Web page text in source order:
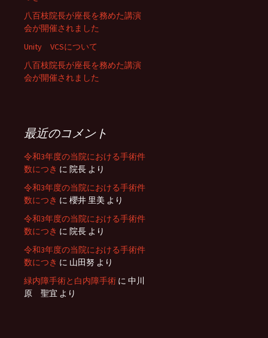
八百枝院長が座長を務めた講演
会が開催されました
Unity VCSについて
八百枝院長が座長を務めた講演
会が開催されました
最近のコメント
令和3年度の当院における手術件
数につき に 院長 より
令和3年度の当院における手術件
数につき に 櫻井 里美 より
令和3年度の当院における手術件
数につき に 院長 より
令和3年度の当院における手術件
数につき に 山田努 より
緑内障手術と白内障手術 に 中川
原 聖宜 より